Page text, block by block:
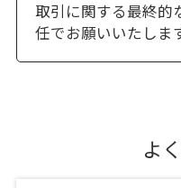
取引に関する最終的
任でお願いいたしま
よ